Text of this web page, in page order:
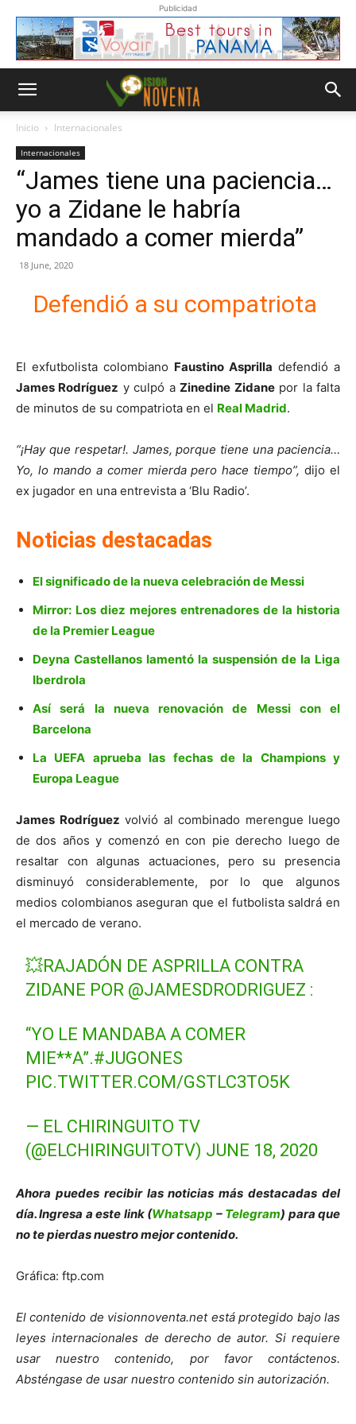
Publicidad
Inicio Internacionales
Internacionales
“James tiene una paciencia…
yo a Zidane le habría
mandado a comer mierda”
18 June, 2020
Defendió a su compatriota
El exfutbolista colombiano Faustino Asprilla defendió a
James Rodríguez y culpó aZinedine Zidanepor la falta
de minutos de su compatriota en el Real Madrid.
“¡Hay que respetar!. James, porque tiene una paciencia…
Yo, lo mando a comer mierda pero hace tiempo”, dijo el
ex jugador en una entrevista a ‘Blu Radio’.
Noticias destacadas
El significado de la nueva celebración de Messi
Mirror: Los diez mejores entrenadores de la historia
de la Premier League
Deyna Castellanos lamentó la suspensión de la Liga
Iberdrola
Así será la nueva renovación de Messi con el
Barcelona
La UEFA aprueba las fechas de la Champions y
Europa League
James Rodríguez volvió al combinado merengue luego
de dos años y comenzó en con pie derecho luego de
resaltar con algunas actuaciones, pero su presencia
disminuyó considerablemente, por lo que algunos
medios colombianos aseguran que el futbolista saldrá en
el mercado de verano.
💥RAJADÓN DE ASPRILLA CONTRA
ZIDANE POR @JAMESDRODRIGUEZ :
“YO LE MANDABA A COMER
MIE**A”.#JUGONES
PIC.TWITTER.COM/GSTLC3TO5K
— EL CHIRINGUITO TV
(@ELCHIRINGUITOTV) JUNE 18, 2020
Ahora puedes recibir las noticias más destacadas del
día. Ingresa a este link (Whatsapp – Telegram) para que
no te pierdas nuestro mejor contenido.
Gráfica: ftp.com
El contenido de visionnoventa.net está protegido bajo las
leyes internacionales de derecho de autor. Si requiere
usar nuestro contenido, por favor contáctenos.
Absténgase de usar nuestro contenido sin autorización.